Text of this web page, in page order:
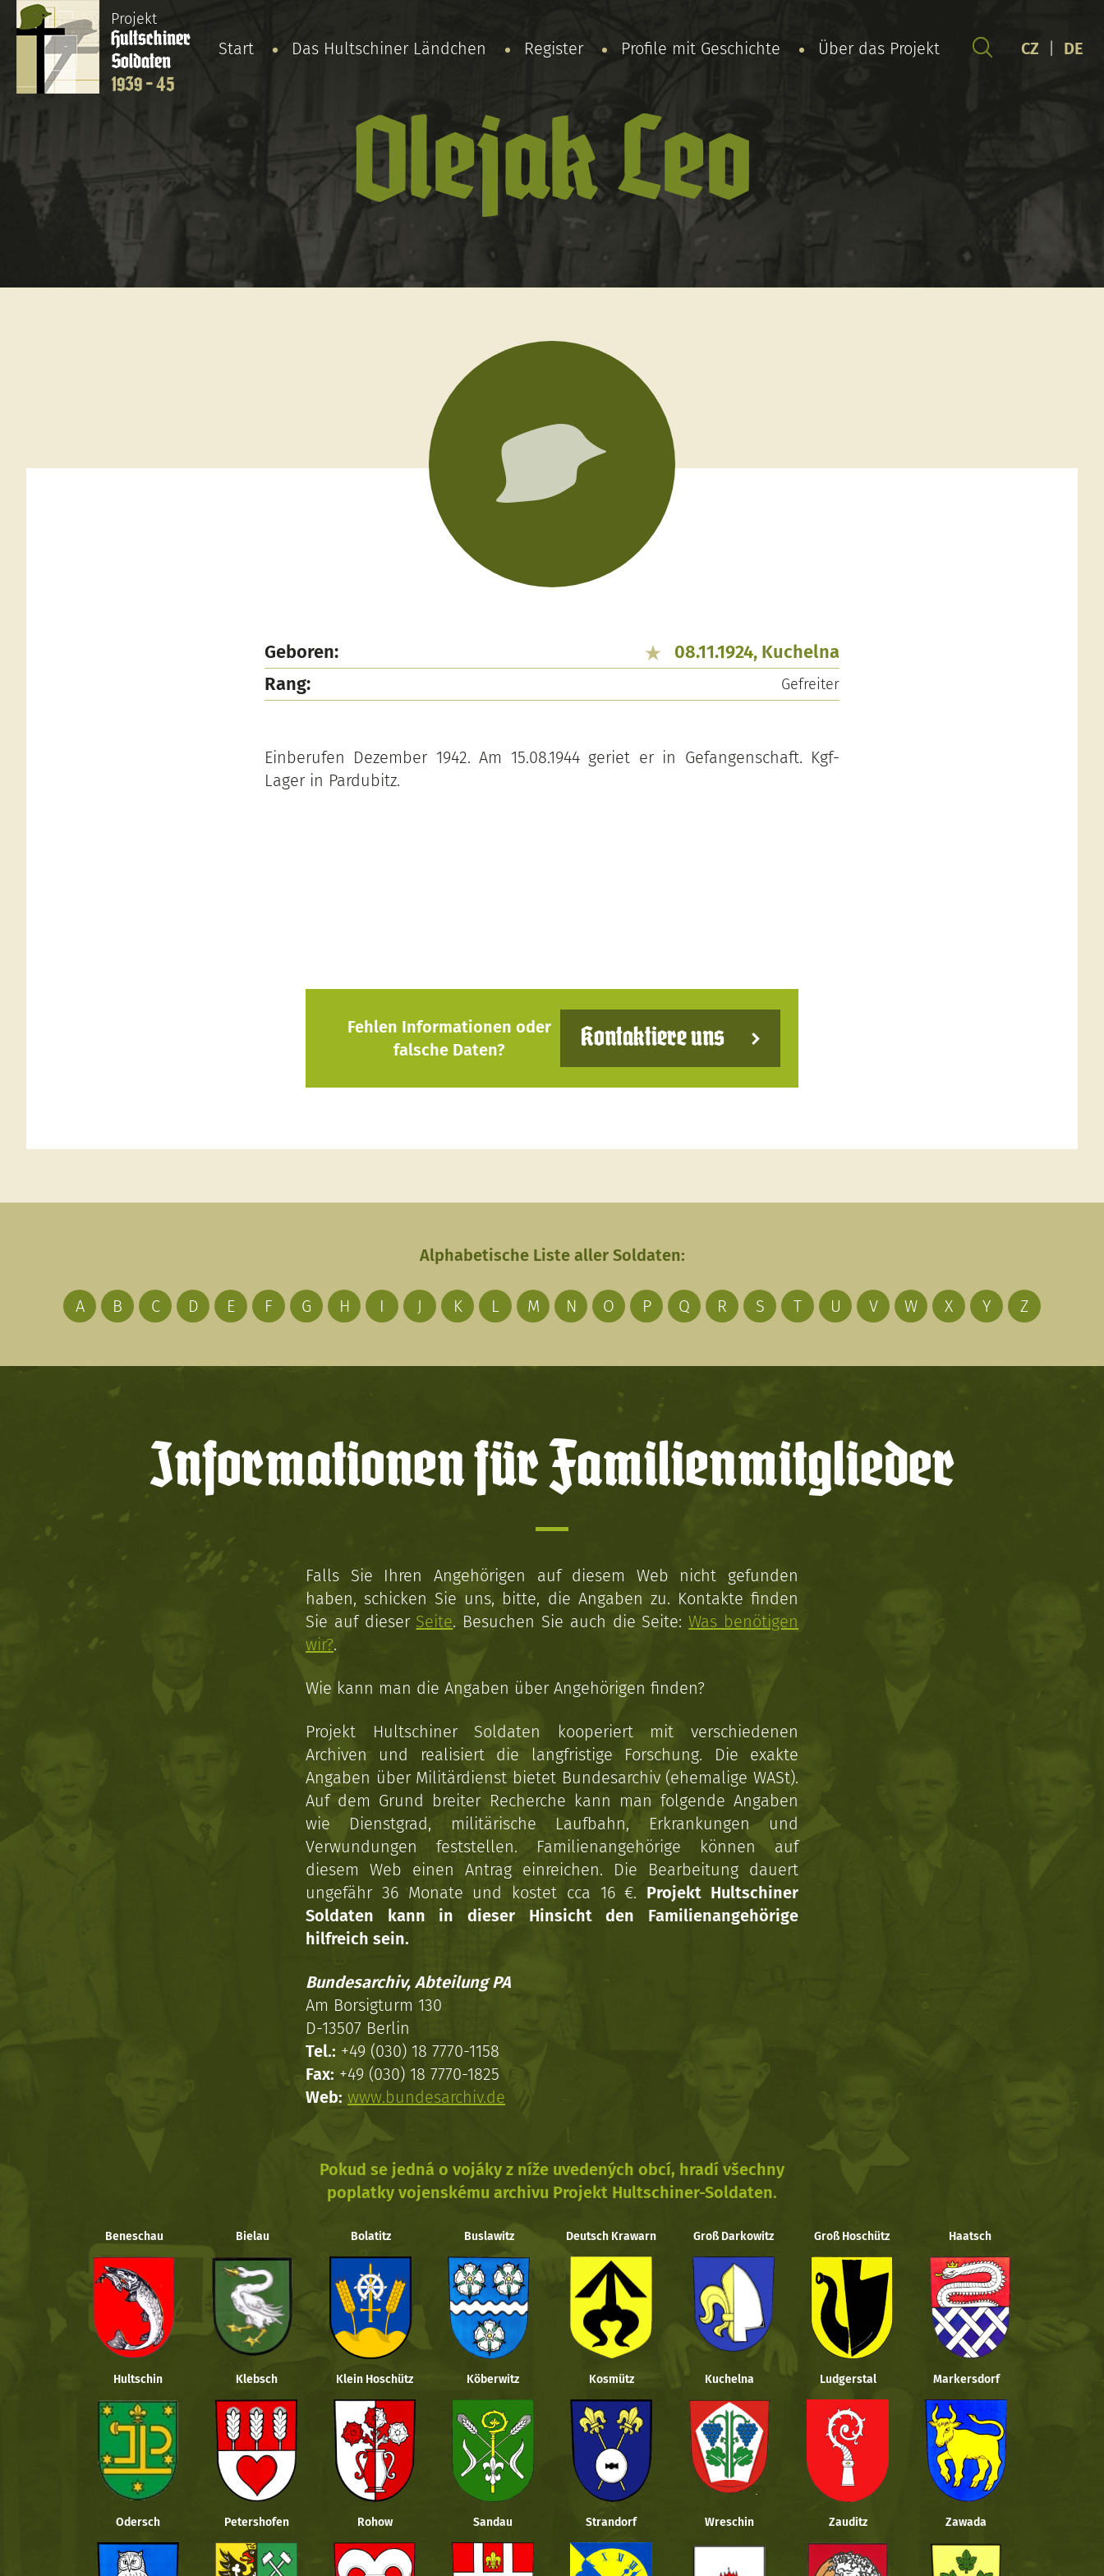
Projekt
Hultschiner
Soldaten
1939 - 45
Start Das Hultschiner Ländchen Register Profile mit Geschichte Über das Projekt CZ DE
Olejak Leo
Geboren:
08.11.1924, Kuchelna
Rang:
Gefreiter
Einberufen Dezember 1942. Am 15.08.1944 geriet er in Gefangenschaft. Kgf-
Lager in Pardubitz.
Fehlen Informationen oder
falsche Daten?
Kontaktiere uns
Alphabetische Liste aller Soldaten:
A B C D E F G H I J K L M N O P Q R S T U V W X Y Z
Informationen für Familienmitglieder
Falls Sie Ihren Angehörigen auf diesem Web nicht gefunden
haben, schicken Sie uns, bitte, die Angaben zu. Kontakte finden
Sie auf dieser Seite. Besuchen Sie auch die Seite:Was benötigen
wir?.
Wie kann man die Angaben über Angehörigen finden?
Projekt Hultschiner Soldaten kooperiert mit verschiedenen
Archiven und realisiert die langfristige Forschung. Die exakte
Angaben über Militärdienst bietet Bundesarchiv (ehemalige WASt).
Auf dem Grund breiter Recherche kann man folgende Angaben
wie Dienstgrad, militärische Laufbahn, Erkrankungen und
Verwundungen feststellen. Familienangehörige können auf
diesem Web einen Antrag einreichen. Die Bearbeitung dauert
ungefähr 36 Monate und kostet cca 16 €. Projekt Hultschiner
Soldaten kann in dieser Hinsicht den Familienangehörige
hilfreich sein.
Bundesarchiv, Abteilung PA
Am Borsigturm 130
D-13507 Berlin
Tel.: +49 (030) 18 7770-1158
Fax: +49 (030) 18 7770-1825
Web: www.bundesarchiv.de
Pokud se jedná o vojáky z níže uvedených obcí, hradí všechny
poplatky vojenskému archivu Projekt Hultschiner-Soldaten.
Beneschau Bielau Bolatitz Buslawitz Deutsch Krawarn Groß Darkowitz Groß Hoschütz Haatsch
Hultschin Klebsch Klein Hoschütz Köberwitz Kosmütz Kuchelna Ludgerstal Markersdorf
Odersch Petershofen Rohow Sandau Strandorf Wreschin Zauditz Zawada